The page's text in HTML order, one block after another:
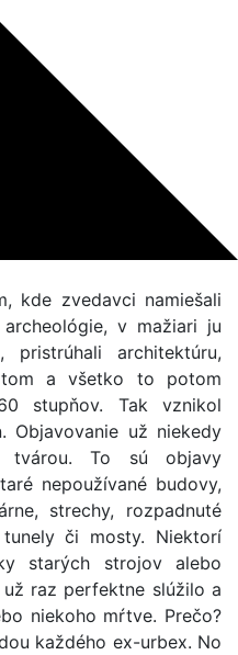
kde zvedavci namiešali
v mažiari ju
pristrúhali architektúru,
a všetko to potom
stupňov. Tak vznikol
Objavovanie už niekedy
tvárou. To sú objavy
nepoužívané budovy,
strechy, rozpadnuté
či mosty. Niektorí
starých strojov alebo
raz perfektne slúžilo a
niekoho mŕtve. Prečo?
každého ex-urbex. No